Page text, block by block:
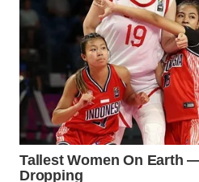
INFRASTRUKTUR
WAHANA
KONSUMEN
WAHANA
LISTRIK
WAHANA